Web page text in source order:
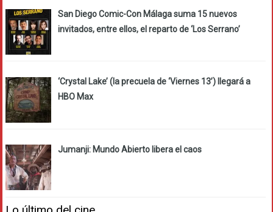
San Diego Comic-Con Málaga suma 15 nuevos
invitados, entre ellos, el reparto de ‘Los Serrano’
‘Crystal Lake’ (la precuela de ‘Viernes 13’) llegará a
HBO Max
Jumanji: Mundo Abierto libera el caos